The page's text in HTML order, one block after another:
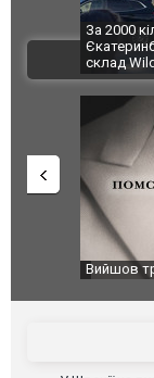
За 2000
склад
Вийшов